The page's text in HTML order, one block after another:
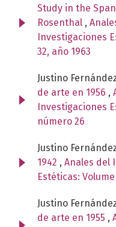
Study in the
Rosenthal ,
Investigaciones
32, año 1963
Justino
de arte en 1956 ,
Investigaciones
número 26
Justino
1942 , Anales del
Estéticas:
Justino
de arte en 1955 ,